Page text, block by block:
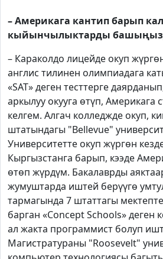
– Америкага кантип барып
кыйынчылыктарды
– Караколдо лицейде окуп
англис тилинен олимпиадага
«SAT» деген тесттерге
аркылуу окууга өтүп, Америкага
келгем. Алгач колледжде окуп,
штатындагы "Bellevue"
Университетте окуп жүргөн
Кыргызстанга барып, кээде
өтөп жүрдүм. Бакалаврды
жумуштарда иштей берүүгө
тармагында 7 штаттагы
барган «Concept Schools» деген
ал жакта программист болуп
Магистратураны "Roosevelt"